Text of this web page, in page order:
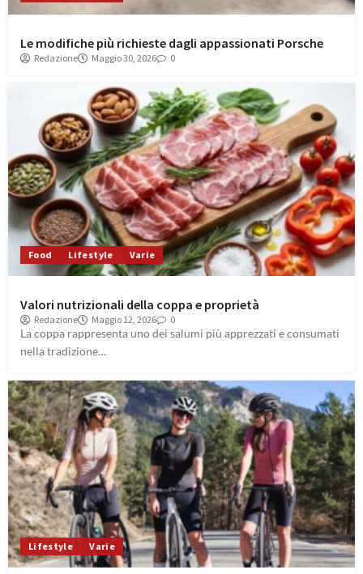
Le modifiche più richieste dagli appassionati Porsche
Redazione Maggio 30, 2026 0
Food Lifestyle Varie
Valori nutrizionali della coppa e proprietà
Redazione Maggio 12, 2026 0
La coppa rappresenta uno dei salumi più apprezzati e consumati
nella tradizione…
Lifestyle Varie